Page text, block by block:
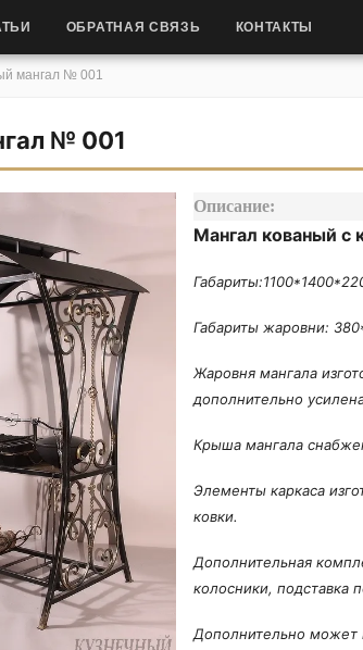
ОБРАТНАЯ СВЯЗЬ КОНТАКТЫ
мангал № 001
№ 001
Описание:
Мангал кованый с
Габариты жаровни:
Жаровня мангала
дополнительно
Крыша мангала
Элементы каркаса
ковки.
Дополнительная
колосники, подставка
Дополнительно может